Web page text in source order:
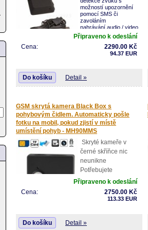
možností upozornění
pomocí SMS či
zavoláním
nahrávání audio / video
v okolí štěnice
odesílání fotografií nebo
videa prostřednictvím
zařízení je vhodné k zabezpečení či monitorování
chat, bytů, domů, vozidel, či jiných prostor
Připraveno k odeslání
2290.00 Kč
Cena:
94.37 EUR
Do košíku Detail »
GSM skrytá kamera Black Box s
pohybovým čidlem. Automaticky pošle
fotku na mobil, pokud zjistí v místě
umístění pohyb - MH90MMS
Skryté kameře v
černé skříňce nic
neunikne
Potřebujete
dlouhodobě střežit
kancelář, sklad,
chodbu nebo byt?
mDVR Black box vyvinuté pro zcela skryté
nasazení.
Připraveno k odeslání
2750.00 Kč
Cena:
113.33 EUR
Do košíku Detail »